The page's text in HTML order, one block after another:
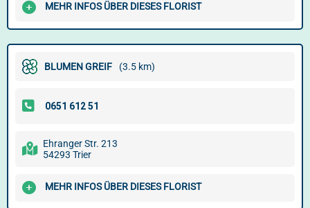
MEHR INFOS ÜBER DIESES FLORIST
BLUMEN GREIF (3.5 km)
Ehranger Str. 213
54293 Trier
MEHR INFOS ÜBER DIESES FLORIST